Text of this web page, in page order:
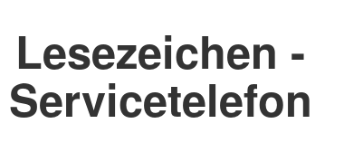
Lesezeichen -
Servicetelefon